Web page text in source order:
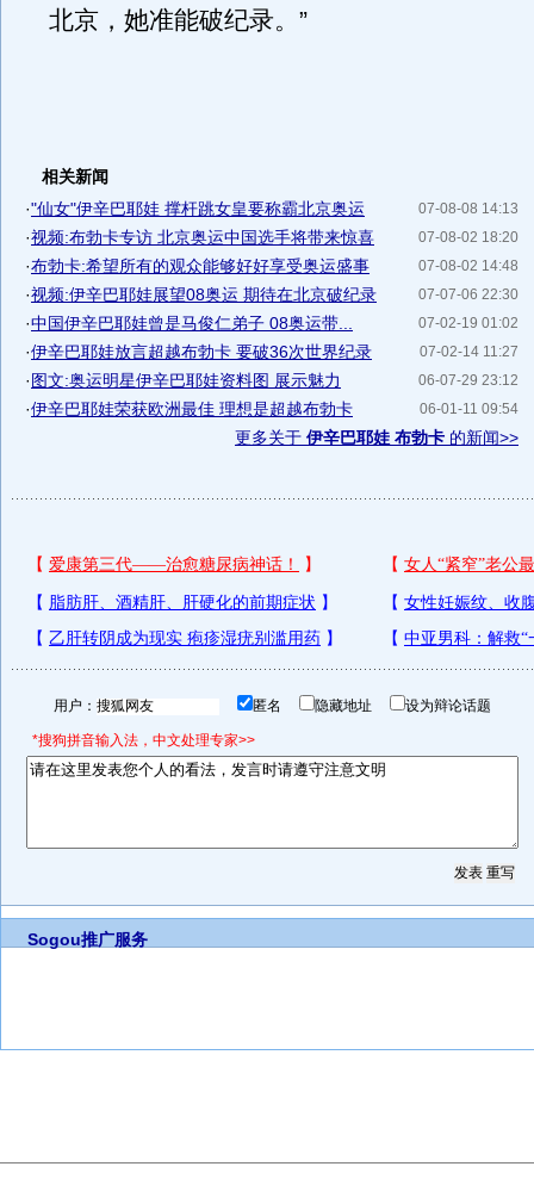
北京，她准能破纪录。”
相关新闻
07-08-08 14:13
·"仙女"伊辛巴耶娃 撑杆跳女皇要称霸北京奥运
07-08-02 18:20
·视频:布勃卡专访 北京奥运中国选手将带来惊喜
07-08-02 14:48
·布勃卡:希望所有的观众能够好好享受奥运盛事
07-07-06 22:30
·视频:伊辛巴耶娃展望08奥运 期待在北京破纪录
07-02-19 01:02
·中国伊辛巴耶娃曾是马俊仁弟子 08奥运带...
07-02-14 11:27
·伊辛巴耶娃放言超越布勃卡 要破36次世界纪录
06-07-29 23:12
·图文:奥运明星伊辛巴耶娃资料图 展示魅力
06-01-11 09:54
·伊辛巴耶娃荣获欧洲最佳 理想是超越布勃卡
更多关于 伊辛巴耶娃 布勃卡 的新闻>>
用户： 匿名 隐藏地址 设为辩论话题
*搜狗拼音输入法，中文处理专家>>
Sogou推广服务